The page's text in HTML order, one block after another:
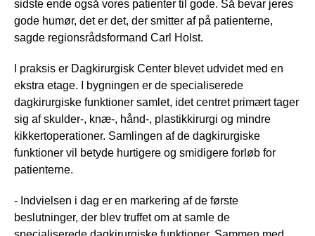
sidste ende også vores patienter til gode. Så bevar jeres
gode humør, det er det, der smitter af på patienterne,
sagde regionsrådsformand Carl Holst.
I praksis er Dagkirurgisk Center blevet udvidet med en
ekstra etage. I bygningen er de specialiserede
dagkirurgiske funktioner samlet, idet centret primært tager
sig af skulder-, knæ-, hånd-, plastikkirurgi og mindre
kikkertoperationer. Samlingen af de dagkirurgiske
funktioner vil betyde hurtigere og smidigere forløb for
patienterne.
- Indvielsen i dag er en markering af de første
beslutninger, der blev truffet om at samle de